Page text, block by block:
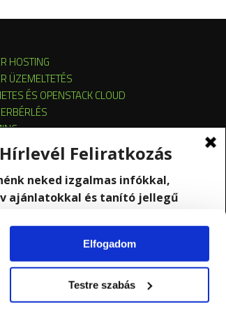
Elfogadom
Testre szabás
HOSTING
ÜZEMELTETÉS
ÉS OPENSTACK CLOUD